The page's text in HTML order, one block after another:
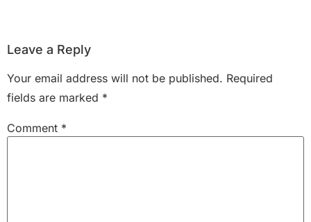
Leave a Reply
Your email address will not be published. Required
fields are marked *
Comment *